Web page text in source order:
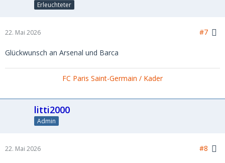
Erleuchteter
22. Mai 2026 #7
Glückwunsch an Arsenal und Barca
FC Paris Saint-Germain / Kader
litti2000
Admin
22. Mai 2026 #8